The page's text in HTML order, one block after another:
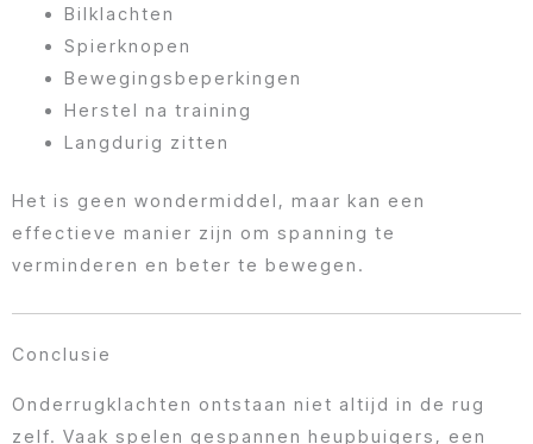
Bilklachten
Spierknopen
Bewegingsbeperkingen
Herstel na training
Langdurig zitten
Het is geen wondermiddel, maar kan een
effectieve manier zijn om spanning te
verminderen en beter te bewegen.
Conclusie
Onderrugklachten ontstaan niet altijd in de rug
zelf. Vaak spelen gespannen heupbuigers, een